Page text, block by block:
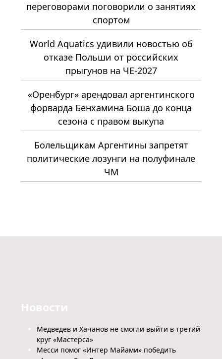
переговорами поговорили о занятиях
спортом
World Aquatics удивили новостью об
отказе Польши от российских
прыгунов на ЧЕ-2027
«Оренбург» арендовал аргентинского
форварда Бенхамина Боша до конца
сезона с правом выкупа
Болельщикам Аргентины запретят
политические лозунги на полуфинале
ЧМ
Новости
Медведев и Хачанов не смогли выйти в третий
круг «Мастерса»
Месси помог «Интер Майами» победить